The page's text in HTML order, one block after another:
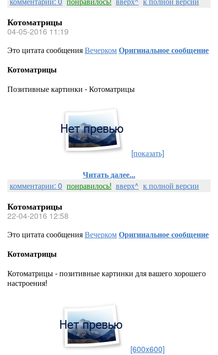
Котоматрицы
04-05-2016 11:19
Это цитата сообщенияВечеркомОригинальное сообщение
Котоматрицы
Позитивные картинки - Котоматрицы
[показать]
Читать далее...
комментарии: 0 понравилось! вверх^ к полной версии
Котоматрицы
22-04-2016 12:58
Это цитата сообщенияВечеркомОригинальное сообщение
Котоматрицы
Котоматрицы - позитивные картинки для вашего хорошего
настроения!
[600x600]